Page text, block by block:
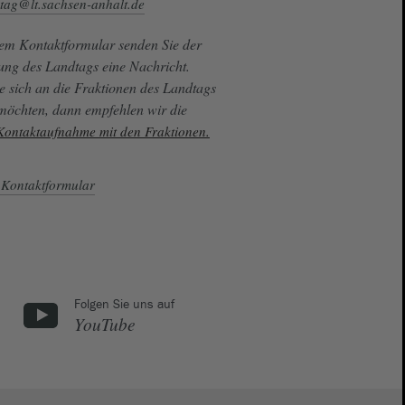
anhalt.de
Kontaktformular senden Sie der
des Landtags eine Nachricht.
sich an die Fraktionen des Landtags
dann empfehlen wir die
mit den Fraktionen.
Folgen Sie uns auf
YouTube